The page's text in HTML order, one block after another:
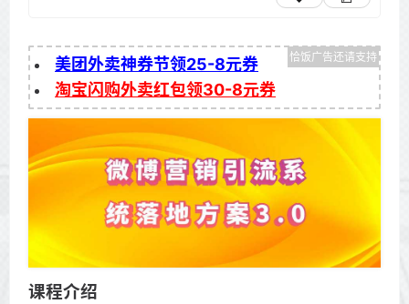
美团外卖神券节领25-8元券
淘宝闪购外卖红包领30-8元券
课程介绍